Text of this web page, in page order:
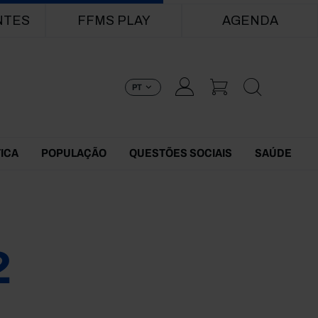
FFMS PLAY AGENDA
PT
POPULAÇÃO QUESTÕES SOCIAIS SAÚDE